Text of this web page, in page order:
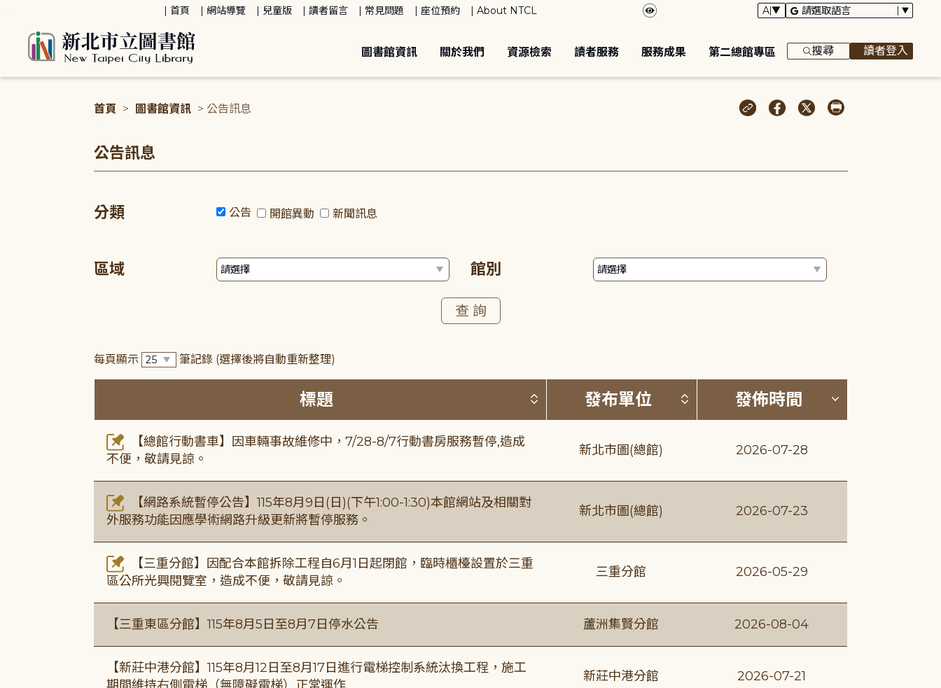
首頁 網站導覽 兒童版 讀者留言 常見問題 座位預約 About NTCL
圖書館資訊 關於我們 資源檢索 讀者服務 服務成果 第二總館專區 搜尋 讀者登入
首頁 > 圖書館資訊 > 公告訊息
公告訊息
分類 公告 開館異動 新聞訊息
區域 館別
每頁顯示 筆記錄 (選擇後將自動重新整理)
標題 按標題排序 (升降冪)
發布單位 按發布單位排序 (升降冪)
發佈時間 按發佈時間
【總館行動書車】因車輛事故維修中，7/28-8/7行動書房服務暫停,造成
不便，敬請見諒。
新北市圖(總館) 2026-07-28
【網路系統暫停公告】115年8月9日(日)(下午1:00-1:30)本館網站及相關對
外服務功能因應學術網路升級更新將暫停服務。
新北市圖(總館) 2026-07-23
【三重分館】因配合本館拆除工程自6月1日起閉館，臨時櫃檯設置於三重
區公所光興閱覽室，造成不便，敬請見諒。
三重分館 2026-05-29
【三重東區分館】115年8月5日至8月7日停水公告 蘆洲集賢分館 2026-08-04
【新莊中港分館】115年8月12日至8月17日進行電梯控制系統汰換工程，施工
新莊中港分館 2026-07-21